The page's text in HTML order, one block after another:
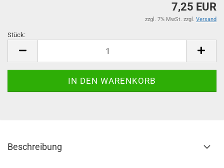
7,25 EUR
zzgl. 7% MwSt. zzgl. Versand
Stück:
Beschreibung